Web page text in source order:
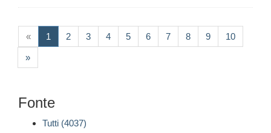
« 1 (current)
2 3 4 5 6 7 8 9 10
»
Fonte
Tutti (4037)